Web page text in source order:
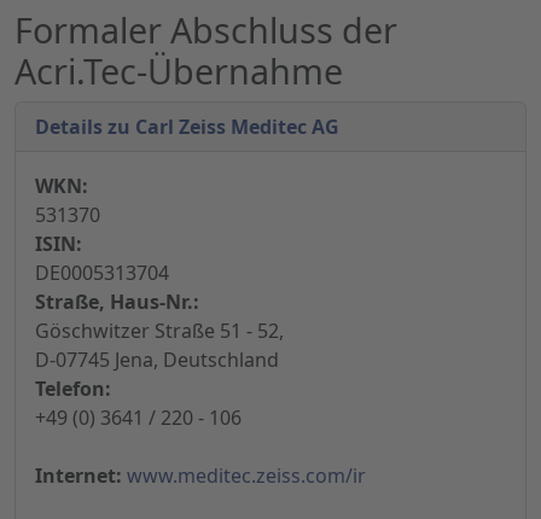
Formaler Abschluss der
Acri.Tec-Übernahme
Details zu Carl Zeiss Meditec AG
WKN:
531370
ISIN:
DE0005313704
Straße, Haus-Nr.:
Göschwitzer Straße 51 - 52,
D-07745 Jena, Deutschland
Telefon:
+49 (0) 3641 / 220 - 106
Internet: www.meditec.zeiss.com/ir